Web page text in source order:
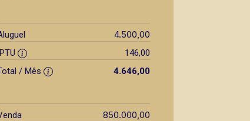
4.500,00
146,00
/ Mês
4.646,00
850.000,00